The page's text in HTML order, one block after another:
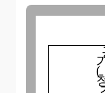
(